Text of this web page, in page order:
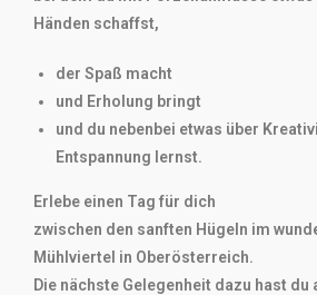
Händen schaffst,
der Spaß macht
und Erholung bringt
und du nebenbei etwas über
Entspannung lernst.
Erlebe einen Tag für dich
zwischen den sanften Hügeln im
Mühlviertel in Oberösterreich.
Die nächste Gelegenheit dazu hast du